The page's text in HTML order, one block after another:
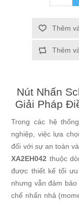
Thêm
Thêm
Nút Nhấn
Giải Pháp
Trong các hệ
nghiệp, việc lựa
đối với sự an toàn
XA2EH042 thuộc
được thiết kế tối
nhưng vẫn đảm
chế nhấn nhả